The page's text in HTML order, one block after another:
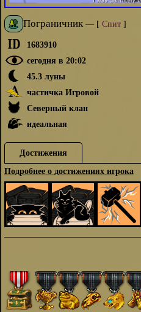
Пограничник— [ Спит]
1683910
сегодня в 20:02
45.3 луны
частичка Игровой
Северный клан
идеальная
Достижения
Подробнее о достижениях игрока